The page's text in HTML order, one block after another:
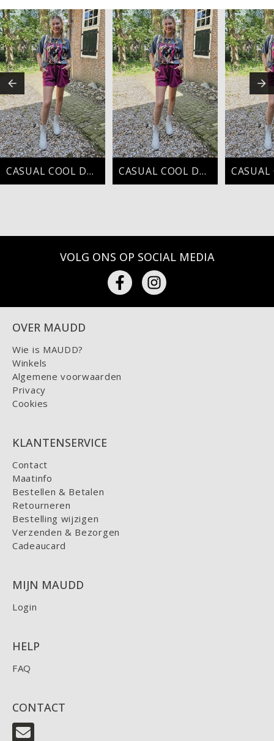
CASUAL COOL DAYS CASUAL COOL DAYS
VOLG ONS OP SOCIAL MEDIA
OVER MAUDD
Wie is MAUDD?
Winkels
Algemene voorwaarden
Privacy
Cookies
KLANTENSERVICE
Contact
Maatinfo
Bestellen & Betalen
Retourneren
Bestelling wijzigen
Verzenden & Bezorgen
Cadeaucard
MIJN MAUDD
Login
HELP
FAQ
CONTACT